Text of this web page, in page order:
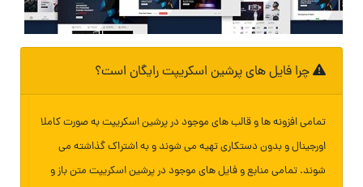
چرا فایل های پرشین اسکریپت رایگان است؟
تمامی افزونه ها و قالب های موجود در پرشین اسکریپت به صورت کاملا
اورجینال و بدون دستکاری تهیه می شوند و به اشتراک گذاشته می
شوند. تمامی منابع و فایل های موجود در پرشین اسکریپت متن باز و